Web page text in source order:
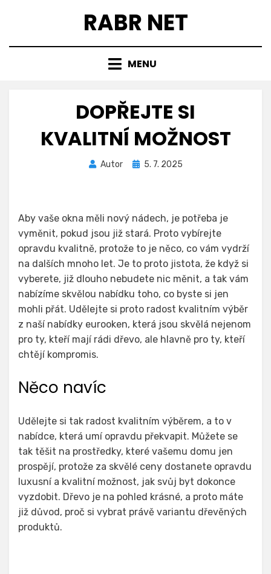
RABR NET
MENU
DOPŘEJTE SI
KVALITNÍ MOŽNOST
Autor
Zveřejněno
5. 7. 2025
Aby vaše okna měli nový nádech, je potřeba je
vyměnit, pokud jsou již stará. Proto vybírejte
opravdu kvalitně, protože to je něco, co vám vydrží
na dalších mnoho let. Je to proto jistota, že když si
vyberete, již dlouho nebudete nic měnit, a tak vám
nabízíme skvělou nabídku toho, co byste si jen
mohli přát. Udělejte si proto radost kvalitním výběr
z naší nabídky eurooken, která jsou skvělá nejenom
pro ty, kteří mají rádi dřevo, ale hlavně pro ty, kteří
chtějí kompromis.
Něco navíc
Udělejte si tak radost kvalitním výběrem, a to v
nabídce, která umí opravdu překvapit. Můžete se
tak těšit na prostředky, které vašemu domu jen
prospějí, protože za skvělé ceny dostanete opravdu
luxusní a kvalitní možnost, jak svůj byt dokonce
vyzdobit. Dřevo je na pohled krásné, a proto máte
již důvod, proč si vybrat právě variantu dřevěných
produktů.